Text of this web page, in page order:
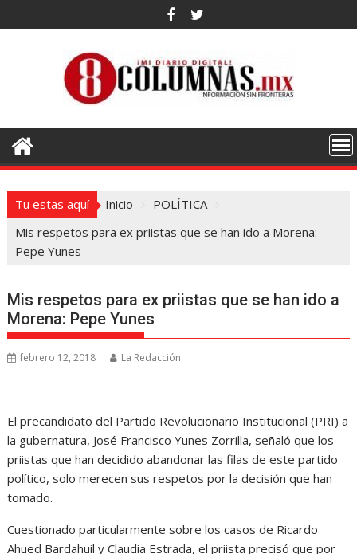
al
Tu estas aquí Inicio
POLÍTICA
Mis respetos para ex priistas que se han ido a Morena:
Pepe Yunes
Mis respetos para ex priistas que se han ido a
Morena: Pepe Yunes
febrero 12, 2018 La Redacción
El precandidato del Partido Revolucionario Institucional (PRI) a
la gubernatura, José Francisco Yunes Zorrilla, señaló que los
priistas que han decidido abandonar las filas de este partido
político, solo merecen sus respetos por la decisión que han
tomado.
Cuestionado particularmente sobre los casos de Ricardo
Ahued Bardahuil y Claudia Estrada, el priista precisó que por